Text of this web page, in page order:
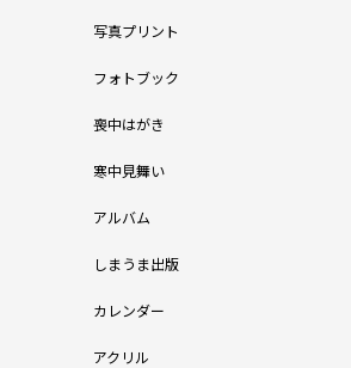
写真プリント
フォトブック
喪中はがき
寒中見舞い
アルバム
しまうま出版
カレンダー
アクリル